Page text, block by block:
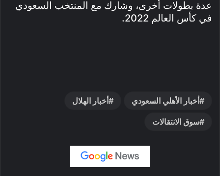
عدة بطولات أخرى، وشارك مع المنتخب السعودي
في كأس العالم 2022.
أخبار الأهلي السعودي أخبار الهلال
سوق الانتقالات